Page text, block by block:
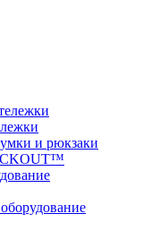
и рюкзаки